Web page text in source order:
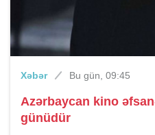
Xəbər Bu gün, 09:45
Azərbaycan kino
günüdür